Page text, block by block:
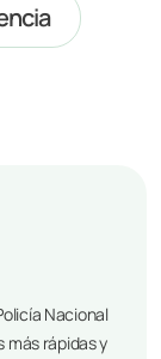
Nacional
más rápidas y